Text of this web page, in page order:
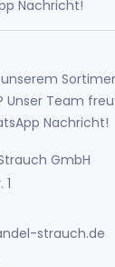
Nachricht!
Unser Team
Nachricht!
GmbH
strauch.de